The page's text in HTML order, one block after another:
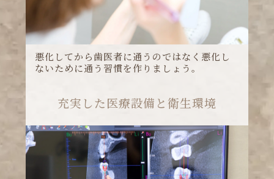
悪化してから歯医者に通うのではなく悪化し
ないために通う習慣を作りましょう。
充実した医療設備と衛生環境